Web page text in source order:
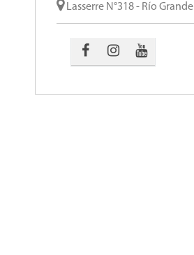
Lasserre N°318 - Río Grande